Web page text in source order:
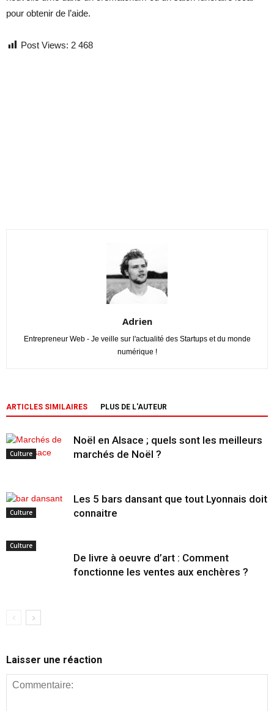
pour obtenir de l’aide.
Post Views: 2 468
Adrien
Entrepreneur Web - Je veille sur l'actualité des Startups et du monde
numérique !
ARTICLES SIMILAIRES PLUS DE L'AUTEUR
Culture
Noël en Alsace ; quels sont les meilleurs
marchés de Noël ?
Culture
Les 5 bars dansant que tout Lyonnais doit
connaitre
Culture
De livre à oeuvre d’art : Comment
fonctionne les ventes aux enchères ?
Laisser une réaction